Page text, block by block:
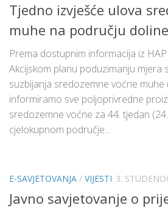
Tjedno izvješće ulova
muhe na području
Prema dostupnim informacija iz
Akcijskom planu poduzimanju mjera
suzbijanja sredozemne voćne muhe
informiramo sve poljoprivredne
sredozemne voćne za 44. tjedan
cjelokupnom područje...
E-SAVJETOVANJA / VIJESTI 3.
Javno savjetovanje o